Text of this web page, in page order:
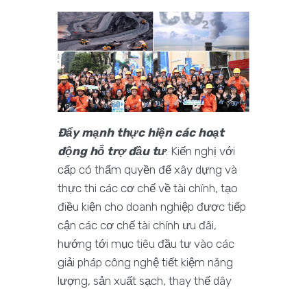
Đẩy mạnh thực hiện các hoạt
động hỗ trợ đầu tư: Kiến nghị với
cấp có thẩm quyền để xây dựng và
thực thi các cơ chế về tài chính, tạo
điều kiện cho doanh nghiệp được tiếp
cận các cơ chế tài chính ưu đãi,
hướng tới mục tiêu đầu tư vào các
giải pháp công nghệ tiết kiệm năng
lượng, sản xuất sạch, thay thế dây